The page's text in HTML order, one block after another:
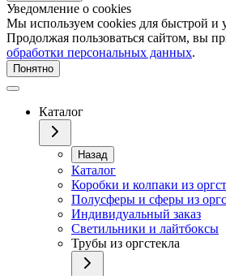
Уведомление о cookies
Мы используем cookies для быстрой и
Продолжая пользоваться сайтом, вы
обработки персональных данных.
Понятно
Каталог
Назад
Каталог
Коробки и колпаки из
Полусферы и сферы из
Индивидуальный заказ
Светильники и лайтбоксы
Трубы из оргстекла